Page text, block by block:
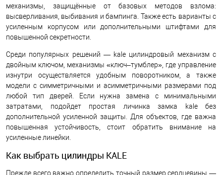
механизмы, защищённые от базовых методов взлома:
высверливания, выбивания и бампинга. Также есть варианты с
усиленным корпусом или дополнительными штифтами для
повышенной секретности.
Среди популярных решений — kale цилиндровый механизм с
двойным ключом, механизмы «ключ–тумблер», где управление
изнутри осуществляется удобным поворотником, а также
модели с симметричными и асимметричными размерами под
любой тип дверей. Если нужна замена с минимальными
затратами, подойдет простая личинка замка kale без
дополнительной усиленной защиты. Для объектов, где важна
повышенная устойчивость, стоит обратить внимание на
усиленные линейки.
Как выбрать цилиндры KALE
Прежде всего важно определить точный размер сердцевины —